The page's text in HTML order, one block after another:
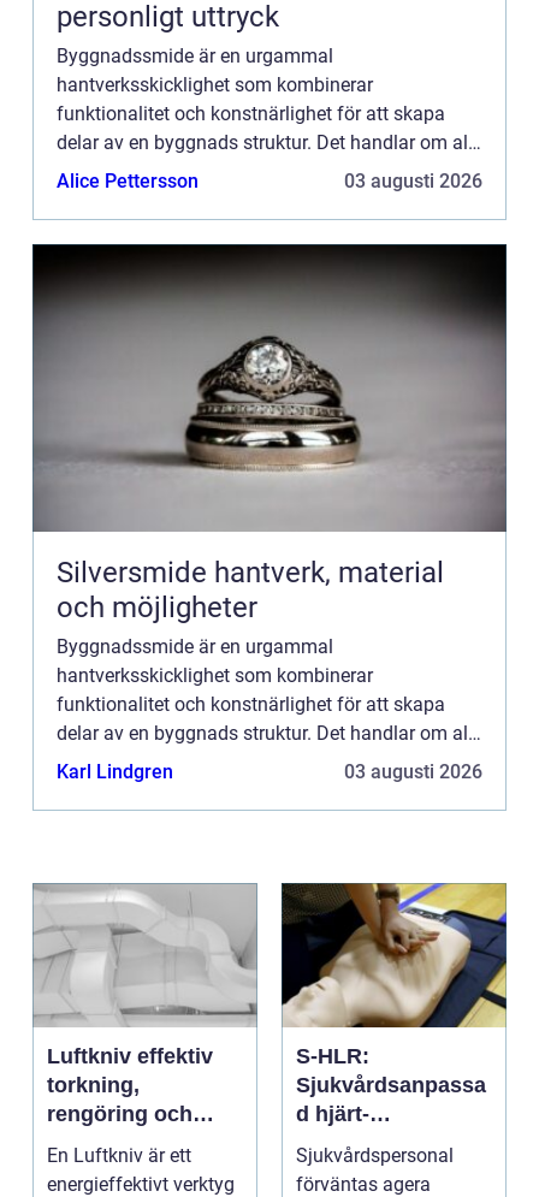
personligt uttryck
Byggnadssmide är en urgammal
hantverksskicklighet som kombinerar
funktionalitet och konstnärlighet för att skapa
delar av en byggnads struktur. Det handlar om allt
från att forma metallstrukturer som används i
Alice Pettersson 03 augusti 2026
Silversmide hantverk, material
och möjligheter
Byggnadssmide är en urgammal
hantverksskicklighet som kombinerar
funktionalitet och konstnärlighet för att skapa
delar av en byggnads struktur. Det handlar om allt
från att forma metallstrukturer som används i
Karl Lindgren 03 augusti 2026
Luftkniv effektiv
torkning,
rengöring och
kylning i modern
industri
En Luftkniv är ett
energieffektivt verktyg
S-HLR:
Sjukvårdsanpassa
d hjärt-
lungräddning som
räddar liv
Sjukvårdspersonal
förväntas agera